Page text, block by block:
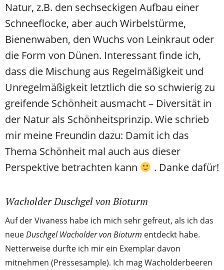
Natur, z.B. den sechseckigen Aufbau einer
Schneeflocke, aber auch Wirbelstürme,
Bienenwaben, den Wuchs von Leinkraut oder
die Form von Dünen. Interessant finde ich,
dass die Mischung aus Regelmäßigkeit und
Unregelmäßigkeit letztlich die so schwierig zu
greifende Schönheit ausmacht – Diversität in
der Natur als Schönheitsprinzip. Wie schrieb
mir meine Freundin dazu: Damit ich das
Thema Schönheit mal auch aus dieser
Perspektive betrachten kann
. Danke dafür!
Wacholder Duschgel von Bioturm
Auf der Vivaness habe ich mich sehr gefreut, als ich das
neueDuschgel Wacholder von Bioturm entdeckt habe.
Netterweise durfte ich mir ein Exemplar davon
mitnehmen (Pressesample). Ich mag Wacholderbeeren